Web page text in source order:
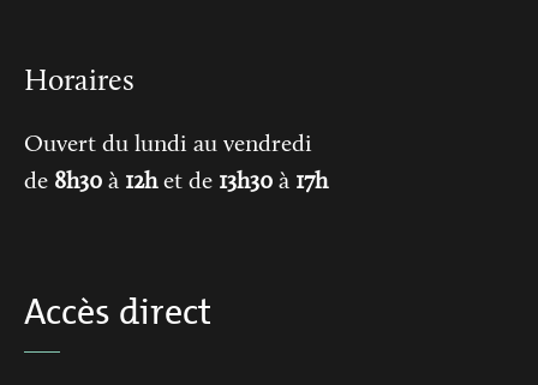
Horaires
Ouvert du lundi au vendredi
de 8h30 à 12het de 13h30 à 17h
Accès direct